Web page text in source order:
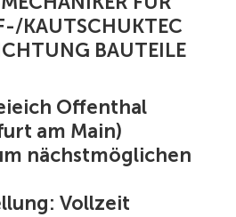
KAUTSCHUKTEC
BAUTEILE
Offenthal
am Main)
nächstmöglichen
Vollzeit